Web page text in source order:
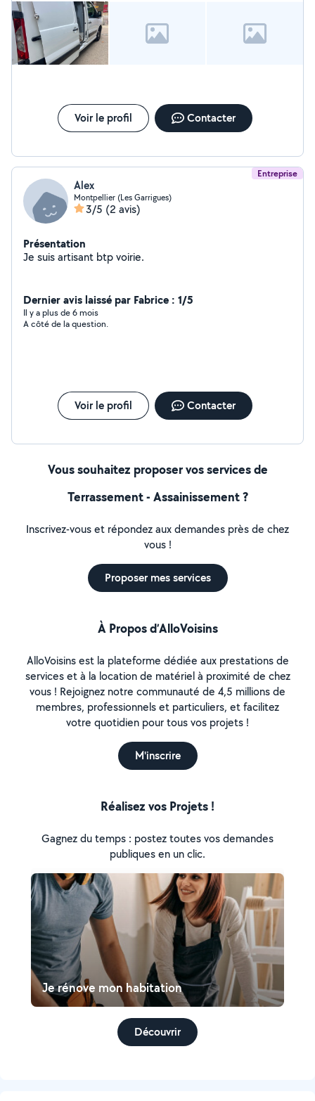
Voir le profil Contacter
Entreprise
Alex
Montpellier (Les Garrigues)
3/5 (2 avis)
Présentation
Je suis artisant btp voirie.
Dernier avis laissé par Fabrice : 1/5
Il y a plus de 6 mois
A côté de la question.
Voir le profil Contacter
Vous souhaitez proposer vos services de
Terrassement - Assainissement ?
Inscrivez-vous et répondez aux demandes près de chez
vous !
Proposer mes services
À Propos d’AlloVoisins
AlloVoisins est la plateforme dédiée aux prestations de
services et à la location de matériel à proximité de chez
vous ! Rejoignez notre communauté de 4,5 millions de
membres, professionnels et particuliers, et facilitez
votre quotidien pour tous vos projets !
M'inscrire
Réalisez vos Projets !
Gagnez du temps : postez toutes vos demandes
publiques en un clic.
Je rénove mon habitation
Découvrir